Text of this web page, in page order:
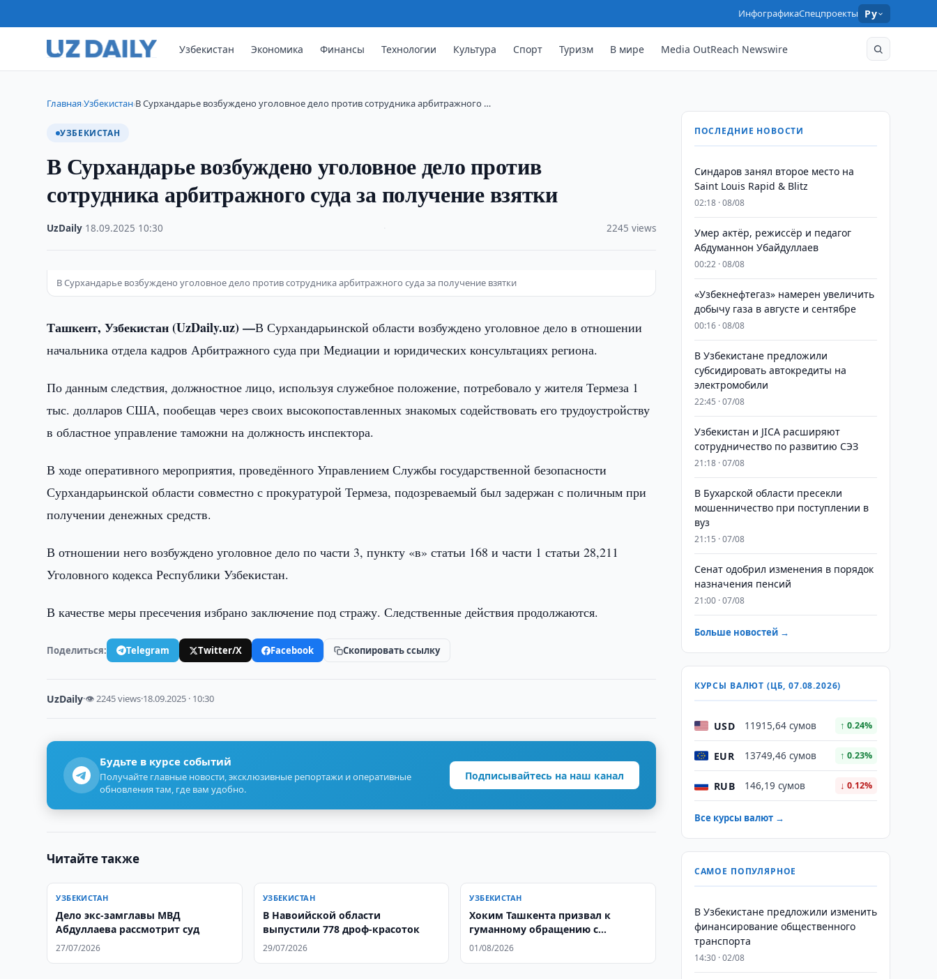
ИнфографикаСпецпроекты Ру
Узбекистан Экономика Финансы Технологии Культура Спорт Туризм В мире Media OutReach Newswire
Главная›Узбекистан›В Сурхандарье возбуждено уголовное дело против сотрудника арбитражного …
УЗБЕКИСТАН
В Сурхандарье возбуждено уголовное дело против
сотрудника арбитражного суда за получение взятки
UzDaily 18.09.2025 10:30 2245 views
В Сурхандарье возбуждено уголовное дело против сотрудника арбитражного суда за получение взятки
Ташкент, Узбекистан (UzDaily.uz) —В Сурхандарьинской области возбуждено уголовное дело в отношении
начальника отдела кадров Арбитражного суда при Медиации и юридических консультациях региона.
По данным следствия, должностное лицо, используя служебное положение, потребовало у жителя Термеза 1
тыс. долларов США, пообещав через своих высокопоставленных знакомых содействовать его трудоустройству
в областное управление таможни на должность инспектора.
В ходе оперативного мероприятия, проведённого Управлением Службы государственной безопасности
Сурхандарьинской области совместно с прокуратурой Термеза, подозреваемый был задержан с поличным при
получении денежных средств.
В отношении него возбуждено уголовное дело по части 3, пункту «в» статьи 168 и части 1 статьи 28,211
Уголовного кодекса Республики Узбекистан.
В качестве меры пресечения избрано заключение под стражу. Следственные действия продолжаются.
Поделиться: Telegram Twitter/X Facebook Скопировать ссылку
UzDaily·👁 2245 views·18.09.2025 · 10:30
Будьте в курсе событий
Получайте главные новости, эксклюзивные репортажи и оперативные
обновления там, где вам удобно.
Подписывайтесь на наш канал
Читайте также
УЗБЕКИСТАН
Дело экс-замглавы МВД
Абдуллаева рассмотрит суд
27/07/2026
УЗБЕКИСТАН
В Навоийской области
выпустили 778 дроф-красоток
29/07/2026
УЗБЕКИСТАН
Хоким Ташкента призвал к
гуманному обращению с
животными
01/08/2026
ПОСЛЕДНИЕ НОВОСТИ
Синдаров занял второе место на
Saint Louis Rapid & Blitz
02:18 · 08/08
Умер актёр, режиссёр и педагог
Абдуманнон Убайдуллаев
00:22 · 08/08
«Узбекнефтегаз» намерен увеличить
добычу газа в августе и сентябре
00:16 · 08/08
В Узбекистане предложили
субсидировать автокредиты на
электромобили
22:45 · 07/08
Узбекистан и JICA расширяют
сотрудничество по развитию СЭЗ
21:18 · 07/08
В Бухарской области пресекли
мошенничество при поступлении в
вуз
21:15 · 07/08
Сенат одобрил изменения в порядок
назначения пенсий
21:00 · 07/08
Больше новостей →
КУРСЫ ВАЛЮТ (ЦБ, 07.08.2026)
USD 11915,64 сумов ↑ 0.24%
EUR 13749,46 сумов ↑ 0.23%
RUB 146,19 сумов ↓ 0.12%
Все курсы валют →
САМОЕ ПОПУЛЯРНОЕ
В Узбекистане предложили изменить
финансирование общественного
транспорта
14:30 · 02/08